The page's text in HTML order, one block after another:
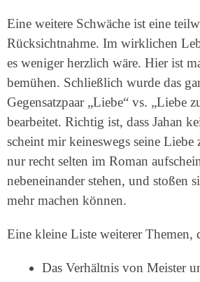
Eine weitere Schwäche ist eine
Rücksichtnahme. Im wirklichen
es weniger herzlich wäre. Hier ist
bemühen. Schließlich wurde das
Gegensatzpaar „Liebe“ vs. „Liebe
bearbeitet. Richtig ist, dass Jahan
scheint mir keineswegs seine
nur recht selten im Roman
nebeneinander stehen, und stoßen
mehr machen können.
Eine kleine Liste weiterer Themen,
Das Verhältnis von Meister